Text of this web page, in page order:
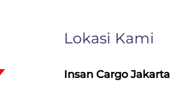
Lokasi Kami
Insan Cargo Jakarta